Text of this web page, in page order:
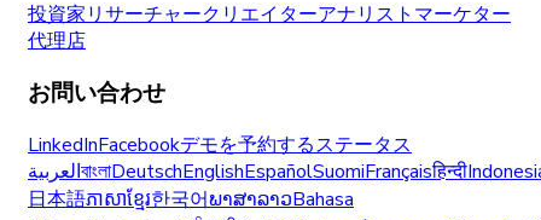
投資家リサーチャークリエイターアナリスト マーケター
代理店
お問い合わせ
LinkedInFacebookデモを予約するステータス
العربيةবাংলাDeutschEnglishEspañolSuomiFrançaisहिन्दी
日本語ភាសាខ្មែរ한국어ພາສາລາວBahasa